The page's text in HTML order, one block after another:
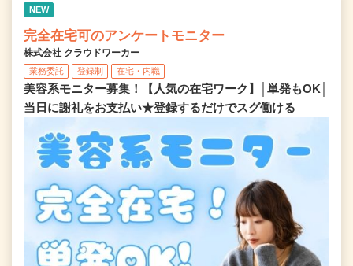
NEW
完全在宅可のアンケートモニター
株式会社 クラウドワーカー
業務委託 登録制 在宅・内職
美容系モニター募集！【人気の在宅ワーク】│単発もOK│
当日に謝礼をお支払い★登録するだけでスグ働ける